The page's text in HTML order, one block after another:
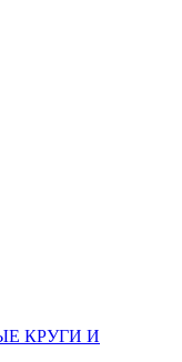
КРУГИ И